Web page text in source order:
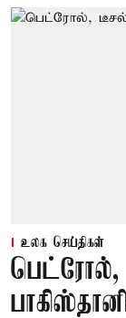
உலக செய்திகள்
பெட்ரோல்,